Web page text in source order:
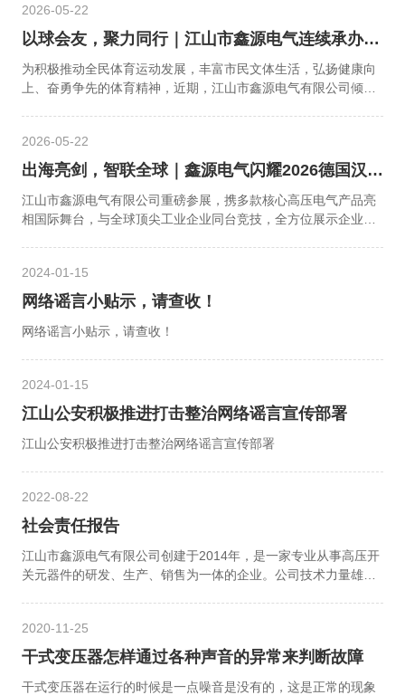
2026-05-22
以球会友，聚力同行｜江山市鑫源电气连续承办两
场 "鑫源杯"乒乓球赛事，圆满落幕！
为积极推动全民体育运动发展，丰富市民文体生活，弘扬健康向
上、奋勇争先的体育精神，近期，江山市鑫源电气有限公司倾情
事先后顺利收官、圆满落幕！
2026-05-22
出海亮剑，智联全球｜鑫源电气闪耀2026德国汉
诺威工业博览会
江山市鑫源电气有限公司重磅参展，携多款核心高压电气产品亮
相国际舞台，与全球顶尖工业企业同台竞技，全方位展示企业创
2024-01-15
网络谣言小贴示，请查收！
网络谣言小贴示，请查收！
2024-01-15
江山公安积极推进打击整治网络谣言宣传部署
江山公安积极推进打击整治网络谣言宣传部署
2022-08-22
社会责任报告
江山市鑫源电气有限公司创建于2014年，是一家专业从事高压开
关元器件的研发、生产、销售为一体的企业。公司技术力量雄
绝缘件(采用压力凝胶注射成型工艺,简称APG工艺)、高压成套装
置“五防”配套件及电控电器附件
2020-11-25
干式变压器怎样通过各种声音的异常来判断故障
干式变压器在运行的时候是一点噪音是没有的，这是正常的现象